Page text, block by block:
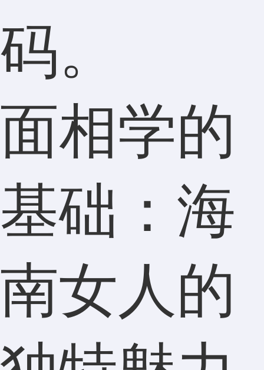
码。
面相学的
基础：海
南女人的